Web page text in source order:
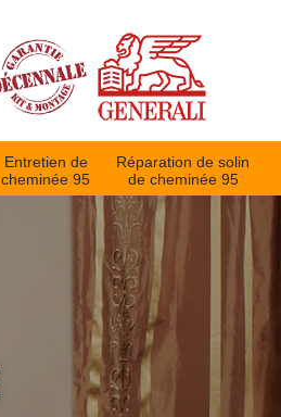
Entretien de
cheminée 95
Réparation de solin
de cheminée 95